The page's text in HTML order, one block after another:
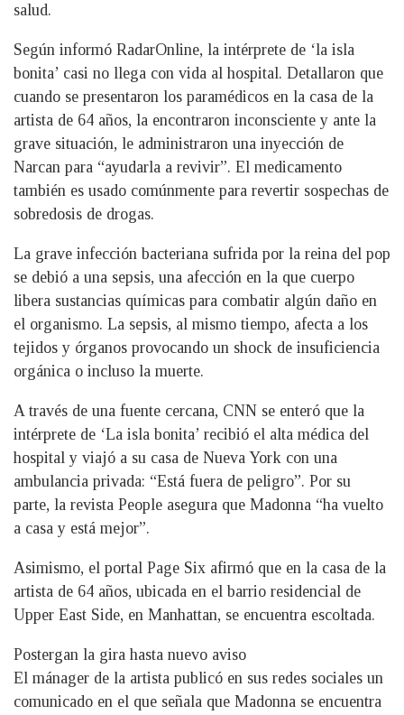
salud.
Según informó RadarOnline, la intérprete de ‘la isla
bonita’ casi no llega con vida al hospital. Detallaron que
cuando se presentaron los paramédicos en la casa de la
artista de 64 años, la encontraron inconsciente y ante la
grave situación, le administraron una inyección de
Narcan para “ayudarla a revivir”. El medicamento
también es usado comúnmente para revertir sospechas de
sobredosis de drogas.
La grave infección bacteriana sufrida por la reina del pop
se debió a una sepsis, una afección en la que cuerpo
libera sustancias químicas para combatir algún daño en
el organismo. La sepsis, al mismo tiempo, afecta a los
tejidos y órganos provocando un shock de insuficiencia
orgánica o incluso la muerte.
A través de una fuente cercana, CNN se enteró que la
intérprete de ‘La isla bonita’ recibió el alta médica del
hospital y viajó a su casa de Nueva York con una
ambulancia privada: “Está fuera de peligro”. Por su
parte, la revista People asegura que Madonna “ha vuelto
a casa y está mejor”.
Asimismo, el portal Page Six afirmó que en la casa de la
artista de 64 años, ubicada en el barrio residencial de
Upper East Side, en Manhattan, se encuentra escoltada.
Postergan la gira hasta nuevo aviso
El mánager de la artista publicó en sus redes sociales un
comunicado en el que señala que Madonna se encuentra